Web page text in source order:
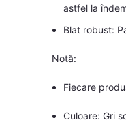
astfel la
Blat robust:
Notă:
Fiecare
Culoare: Gri